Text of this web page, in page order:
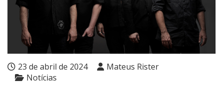
23 de abril de 2024
Mateus Rister
Notícias